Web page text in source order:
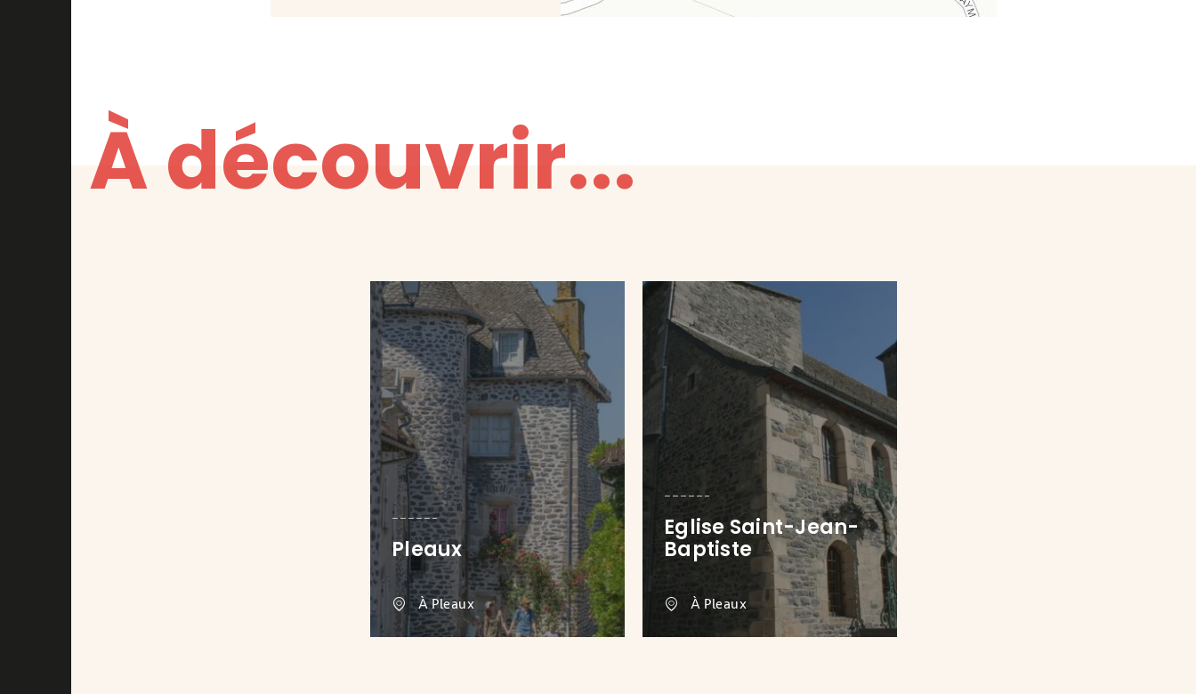
À découvrir...
Pleaux
À Pleaux
Eglise Saint-Jean-
Baptiste
À Pleaux